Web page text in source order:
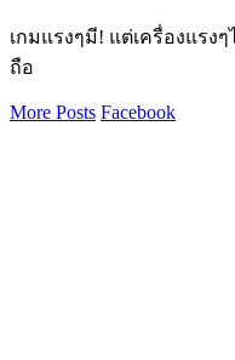
เกมแรงๆมี! แต่เครื่องแรง
ถือ
More Posts Facebook